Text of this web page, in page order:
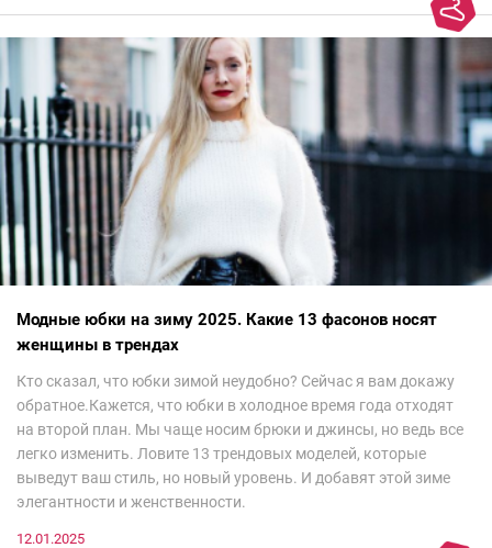
Модные юбки на зиму 2025. Какие 13 фасонов носят
женщины в трендах
Кто сказал, что юбки зимой неудобно? Сейчас я вам докажу
обратное.Кажется, что юбки в холодное время года отходят
на второй план. Мы чаще носим брюки и джинсы, но ведь все
легко изменить. Ловите 13 трендовых моделей, которые
выведут ваш стиль, но новый уровень. И добавят этой зиме
элегантности и женственности.
12.01.2025